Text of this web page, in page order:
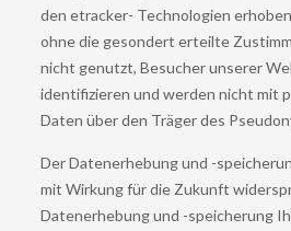
den etracker- Technologien
ohne die gesondert erteilte
nicht genutzt, Besucher unserer
identifizieren und werden nicht mit
Daten über den Träger des
Der Datenerhebung und -
mit Wirkung für die Zukunft
Datenerhebung und -speicherung